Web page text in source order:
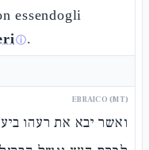
essendogli
ⓘ.
EBRAICO (MT)
ואשר יבא את רעהו